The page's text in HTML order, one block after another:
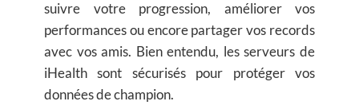
suivre votre progression, améliorer vos
performances ou encore partager vos records
avec vos amis. Bien entendu, les serveurs de
iHealth sont sécurisés pour protéger vos
données de champion.